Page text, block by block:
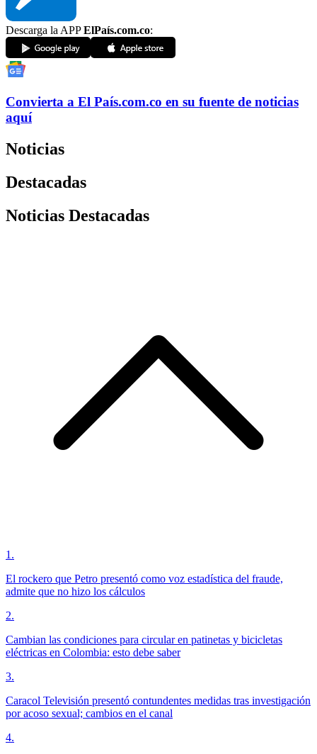
Descarga la APPElPaís.com.co:
Convierta a El País.com.co en su fuente de noticias
aquí
Noticias
Destacadas
Noticias Destacadas
1 .
El rockero que Petro presentó como voz estadística del fraude,
admite que no hizo los cálculos
2.
Cambian las condiciones para circular en patinetas y bicicletas
eléctricas en Colombia: esto debe saber
3.
Caracol Televisión presentó contundentes medidas tras investigación
por acoso sexual; cambios en el canal
4.